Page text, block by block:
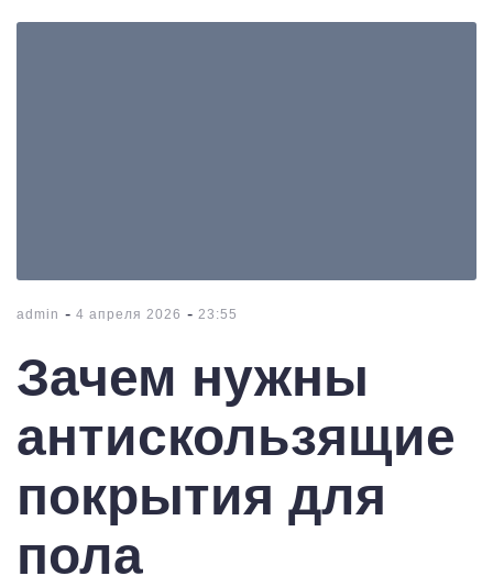
admin - 4 апреля 2026 - 23:55
Зачем нужны
антискользящие
покрытия для
пола